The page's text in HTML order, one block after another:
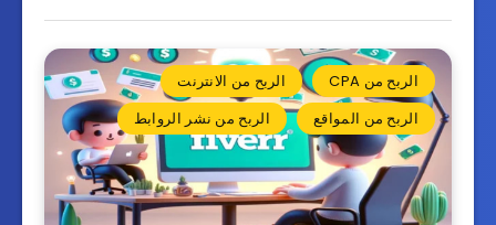
الربح من CPA
الربح من الانترنت
الربح من المواقع
الربح من نشر الروابط